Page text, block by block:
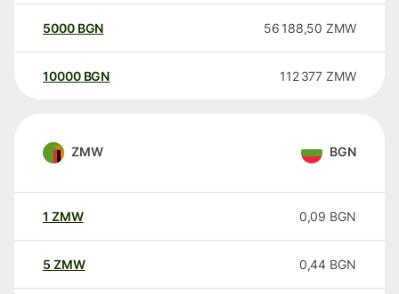
5000 BGN 56 188,50 ZMW
10000 BGN 112 377 ZMW
ZMW BGN
1 ZMW 0,09 BGN
5 ZMW 0,44 BGN